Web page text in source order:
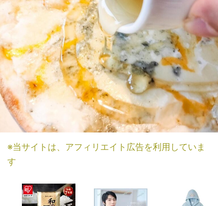
※当サイトは、アフィリエイト広告を利用していま
す